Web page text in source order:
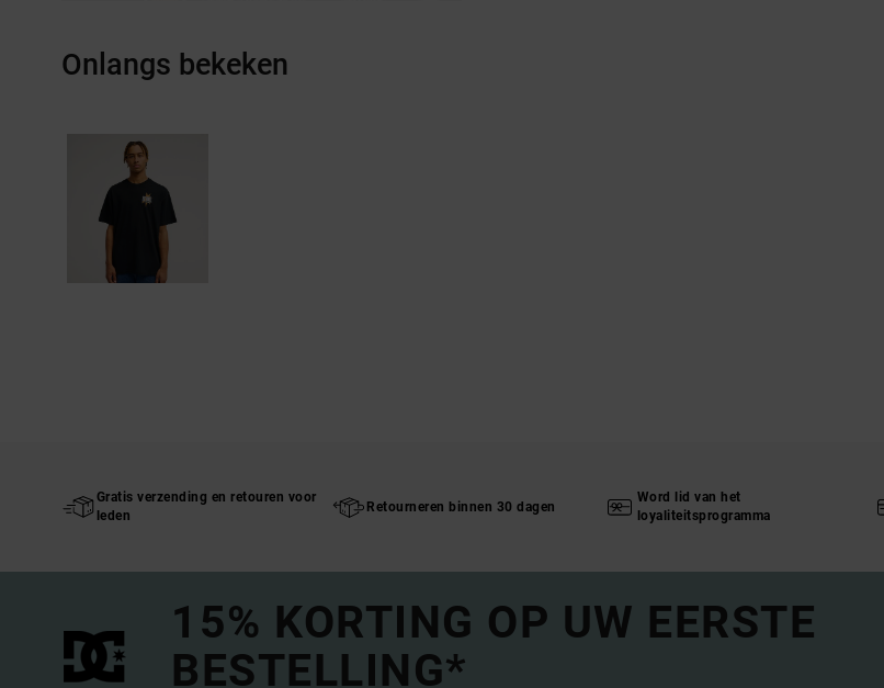
Onlangs bekeken
Gratis verzending en retouren voor
leden
Retourneren binnen 30 dagen
Word lid van het
loyaliteitsprogramma
15% KORTING OP UW EERSTE
BESTELLING*